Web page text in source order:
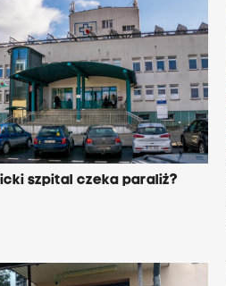
szpital czeka paraliż?